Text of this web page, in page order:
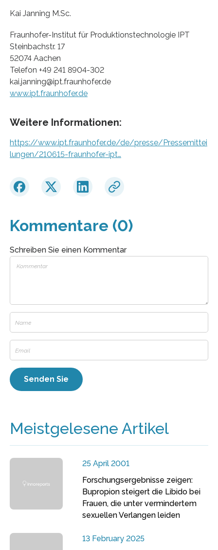
Kai Janning M.Sc.
Fraunhofer-Institut für Produktionstechnologie IPT
Steinbachstr. 17
52074 Aachen
Telefon +49 241 8904-302
kai.janning@ipt.fraunhofer.de
www.ipt.fraunhofer.de
Weitere Informationen:
https://www.ipt.fraunhofer.de/de/presse/Pressemittei
lungen/210615-fraunhofer-ipt…
Kommentare (0)
Schreiben Sie einen Kommentar
Meistgelesene Artikel
25 April 2001
Forschungsergebnisse zeigen:
Bupropion steigert die Libido bei
Frauen, die unter vermindertem
sexuellen Verlangen leiden
13 February 2025